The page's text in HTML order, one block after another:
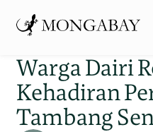
Warga Dairi
Kehadiran
Tambang